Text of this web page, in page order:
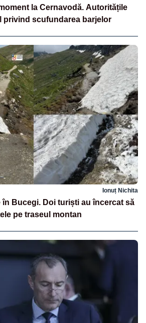
la Cernavodă. Autoritățile
privind scufundarea barjelor
Ionuț Nichita
Bucegi. Doi turiști au încercat să
pe traseul montan